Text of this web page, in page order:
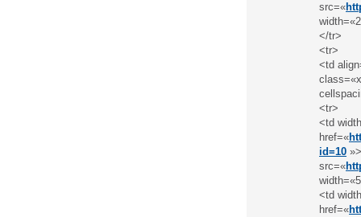
src=«
</tr>
<tr>
<td
<tr>
<td
href=«
id=10
src=«
<td
href=«